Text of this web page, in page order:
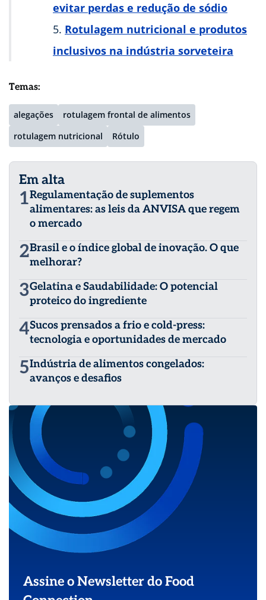
evitar perdas e redução de sódio
Rotulagem nutricional e produtos
inclusivos na indústria sorveteira
Temas:
alegações
rotulagem frontal de alimentos
rotulagem nutricional
Rótulo
Em alta
1Regulamentação de suplementos
alimentares: as leis da ANVISA que regem
o mercado
2Brasil e o índice global de inovação. O que
melhorar?
3Gelatina e Saudabilidade: O potencial
proteico do ingrediente
4Sucos prensados a frio e cold-press:
tecnologia e oportunidades de mercado
5Indústria de alimentos congelados:
avanços e desafios
Assine o Newsletter do Food